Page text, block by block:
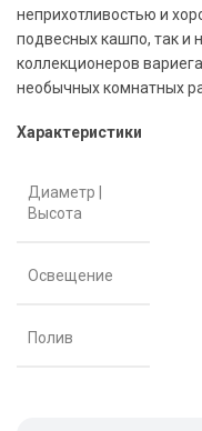
неприхотливостью и
подвесных кашпо, так и
коллекционеров
необычных комнатных
Характеристики
Диаметр |
Высота
Освещение
Полив